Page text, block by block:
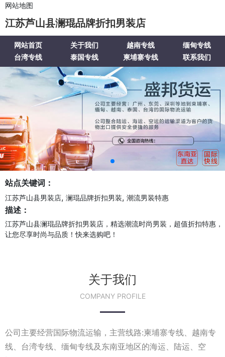
网站地图
江苏芦山县澜琨品牌折扣男装店
网站首页 关于我们 越南专线
缅甸专线
台湾专线
泰国专线 柬埔寨专线 联系我们
站点关键词：
江苏芦山县男装店, 澜琨品牌折扣男装, 潮流男装特惠
描述：
江苏芦山县澜琨品牌折扣男装店，精选潮流时尚男装，超值折扣特惠，
让您尽享时尚与品质！快来选购吧！
关于我们
COMPANY PROFILE
公司主要经营国际物流运输，主营线路:柬埔寨专线、越南专
线、台湾专线、缅甸专线及东南亚地区的海运、陆运、空